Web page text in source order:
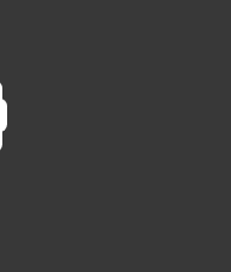
Specialized